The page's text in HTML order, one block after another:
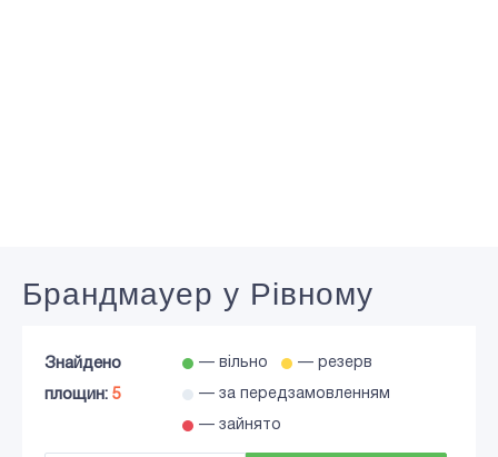
Брандмауер у Рівному
Знайдено
площин: 5
— вільно — резерв
— за передзамовленням
— зайнято